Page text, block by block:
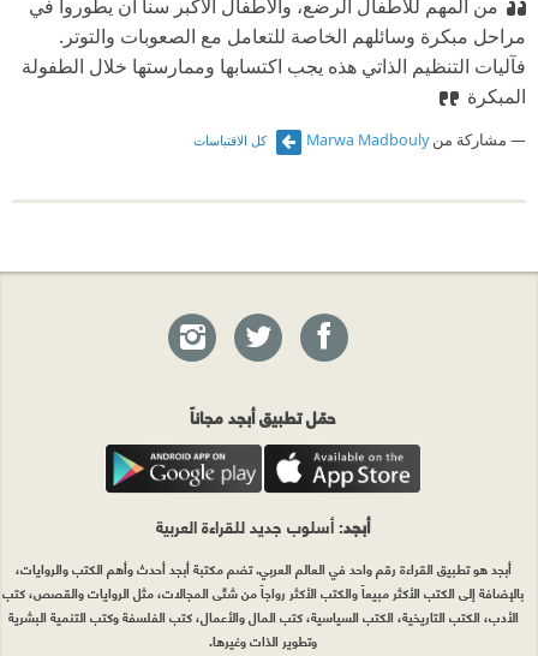
من المهم للأطفال الرضع، والأطفال الأكبر سناً أن يطوروا في
مراحل مبكرة وسائلهم الخاصة للتعامل مع الصعوبات والتوتر.
فآليات التنظيم الذاتي هذه يجب اكتسابها وممارستها خلال الطفولة
المبكرة
مشاركة منMarwa Madbouly كل الاقتباسات
حمّل تطبيق أبجد مجاناً
أبجد: أسلوب جديد للقراءة العربية
أبجد هو تطبيق القراءة رقم واحد في العالم العربي. تضم مكتبة أبجد أحدث وأهم الكتب والروايات،
بالإضافة إلى الكتب الأكثر مبيعاً والكتب الأكثر رواجاً من شتّى المجالات، مثل الروايات والقصص، كتب
الأدب، الكتب التاريخية، الكتب السياسية، كتب المال والأعمال، كتب الفلسفة وكتب التنمية البشرية
وتطوير الذات وغيرها.